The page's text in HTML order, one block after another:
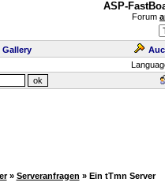
ASP-
Forum
Gallery
» Serveranfragen » Ein tTmn Server